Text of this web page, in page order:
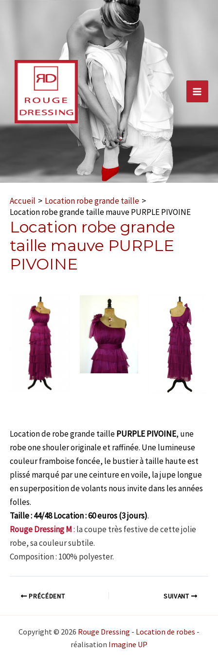
Main
Accueil
Location robe grande taille
Location robe grande taille mauve PURPLE PIVOINE
Location robe grande
taille mauve PURPLE
PIVOINE
Location de robe grande taillePURPLE PIVOINE, une
robe one shouler originale et raffinée. Une lumineuse
couleur framboise foncée, le bustier à taille haute est
plissé marqué par une ceinture en voile, la jupe longue
en superposition de volants nous invite dans les années
folles.
Taille : 44/48 Location : 60 euros (3 jours).
Rouge Dressing M: la coupe très festive de cette jolie
robe, sa couleur subtile.
Composition : 100% polyester.
PRÉCÉDENT SUIVANT
Copyright © 2026 Rouge Dressing - Location de robes -
réalisation Imagine UP